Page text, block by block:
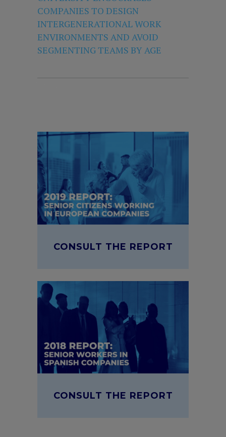
COMPANIES TO DESIGN
INTERGENERATIONAL WORK
ENVIRONMENTS AND AVOID
SEGMENTING TEAMS BY AGE
CONSULT THE REPORT
CONSULT THE REPORT